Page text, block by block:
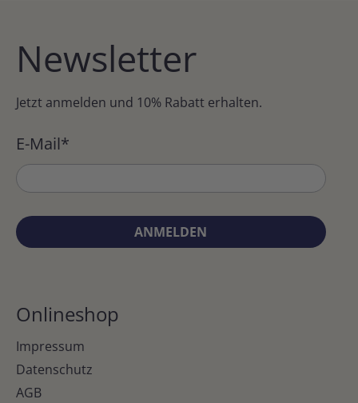
Newsletter
Jetzt anmelden und 10% Rabatt erhalten.
E-Mail*
ANMELDEN
Onlineshop
Impressum
Datenschutz
AGB